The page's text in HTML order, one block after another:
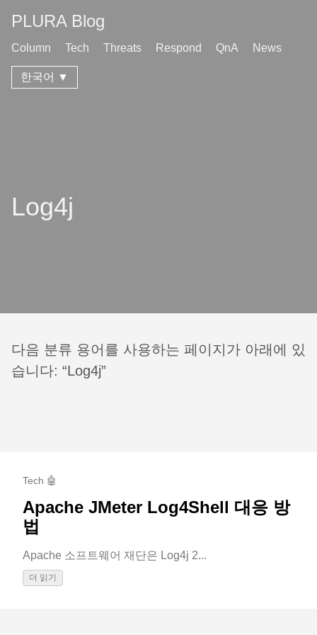
PLURA Blog
Column Tech Threats Respond QnA News
한국어 ▼
Log4j
다음 분류 용어를 사용하는 페이지가 아래에 있
습니다: “Log4j”
Tech 🤖
Apache JMeter Log4Shell 대응 방
법
Apache 소프트웨어 재단은 Log4j 2...
더 읽기